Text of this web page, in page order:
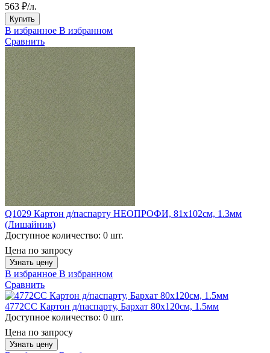
563 ₽/л.
Купить
В избранное В избранном
Сравнить
Q1029 Картон д/паспарту НЕОПРОФИ, 81x102см, 1.3мм
(Лишайник)
Доступное количество: 0 шт.
Цена по запросу
Узнать цену
В избранное В избранном
Сравнить
4772CC Картон д/паспарту, Бархат 80x120см, 1.5мм
Доступное количество: 0 шт.
Цена по запросу
Узнать цену